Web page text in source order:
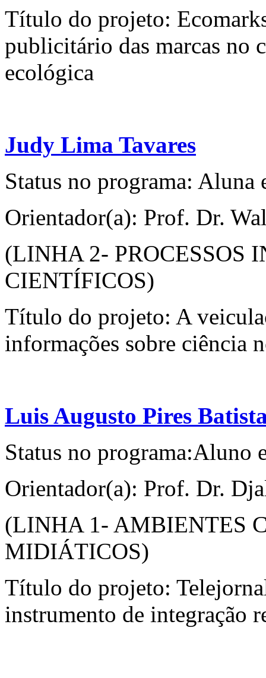
Título do projeto:
publicitário das marcas no
ecológica
Judy Lima Tavares
Status no programa: Aluna
Orientador(a): Prof. Dr.
(LINHA 2- PROCESSOS
CIENTÍFICOS)
Título do projeto: A
informações sobre ciência
Luis Augusto Pires
Status no programa:Aluno
Orientador(a): Prof. Dr.
(LINHA 1- AMBIENTES
MIDIÁTICOS)
Título do projeto:
instrumento de integração